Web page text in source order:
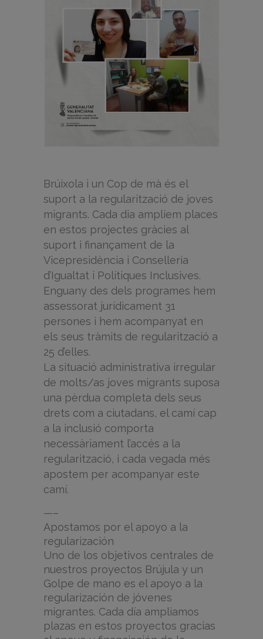
Brúixola i un Cop de mà és el
suport a la regularització de joves
migrants. Cada dia ampliem places
en estos projectes gràcies al
suport i finançament de la
Vicepresidència i Conselleria
d’Igualtat i Polítiques Inclusives.
Enguany des dels programes hem
assessorat jurídicament 31
persones i hem acompanyat en
els seus tràmits de regularització a
25 d’elles.
La situació administrativa irregular
de molts/as joves migrants suposa
una pèrdua completa dels seus
drets com a ciutadans, el camí cap
a la inclusió comporta
necessàriament l’accés a la
regularització, i cada vegada més
apostem per acompanyar este
camí.
—–
Apostamos por el apoyo a la
regularización
Uno de los objetivos centrales de
nuestros proyectos Brújula y un
Golpe de mano es el apoyo a la
regularización de jóvenes
migrantes. Cada día ampliamos
plazas en estos proyectos gracias